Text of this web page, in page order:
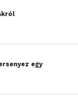
egy